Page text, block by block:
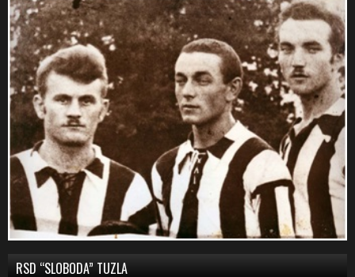
RSD “SLOBODA” TUZLA